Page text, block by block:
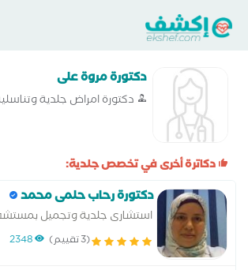
دكتورة مروة على
دكتورة امراض جلدية
دكاترة أخرى في تخصص جلدية:
دكتورة رحاب حلمى محمد
استشارى جلدية وتجميل
التخصصى الزمالة المصرية للامراض
(3 تقييم) 2348